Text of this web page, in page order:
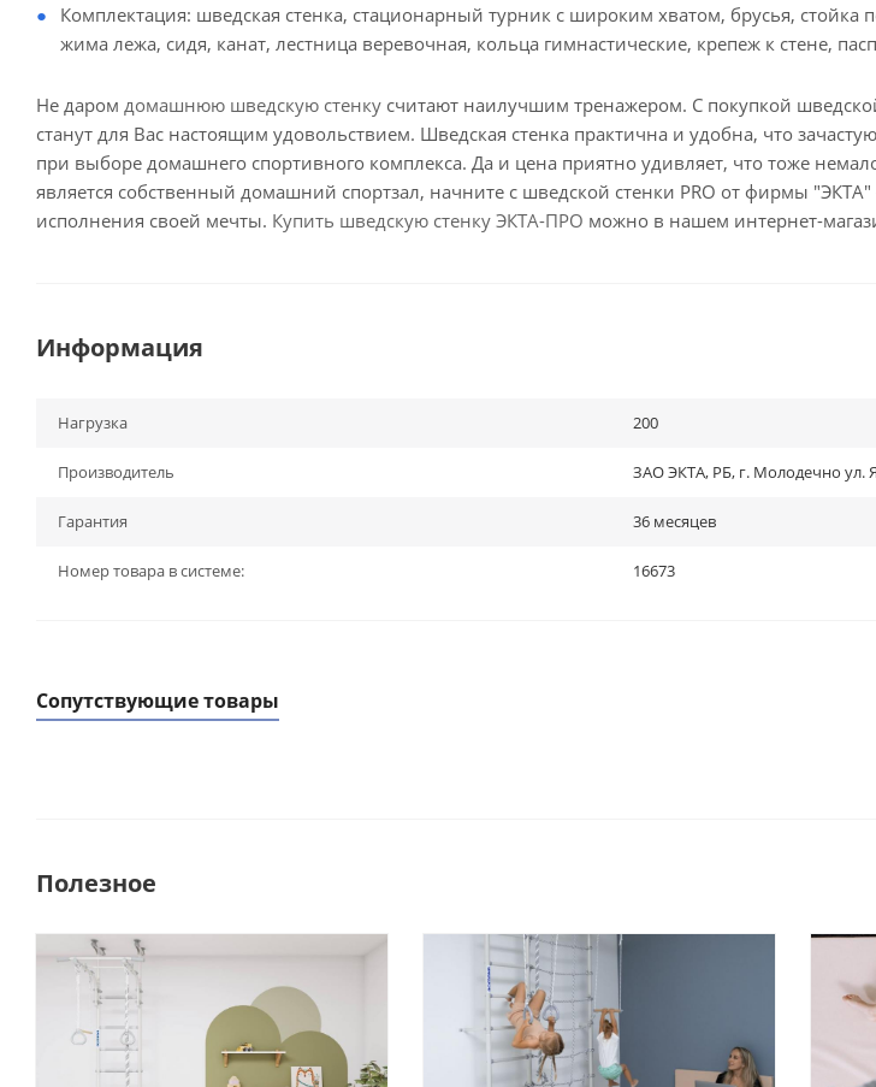
Комплектация: шведская стенка, стационарный турник с широким хватом, брусья, стойка
жима лежа, сидя, канат, лестница веревочная, кольца гимнастические, крепеж к стене,
Не даром домашнюю шведскую стенку считают наилучшим тренажером. С покупкой
станут для Вас настоящим удовольствием. Шведская стенка практична и удобна, что
при выборе домашнего спортивного комплекса. Да и цена приятно удивляет, что тоже
является собственный домашний спортзал, начните с шведской стенки PRO от фирмы "ЭКТА"
исполнения своей мечты. Купить шведскую стенку ЭКТА-ПРО можно в нашем интернет-
Информация
Нагрузка 200
Производитель ЗАО ЭКТА, РБ, г. Молодечно ул.
Гарантия 36 месяцев
Номер товара в системе: 16673
Сопутствующие товары
Полезное